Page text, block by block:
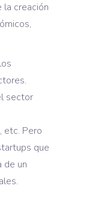
la creación
sector
etc. Pero
que
de un